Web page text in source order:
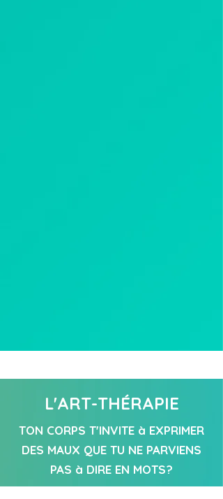
L'ART-THÉRAPIE
TON CORPS T'INVITE à EXPRIMER
DES MAUX QUE TU NE PARVIENS
PAS à DIRE EN MOTS?